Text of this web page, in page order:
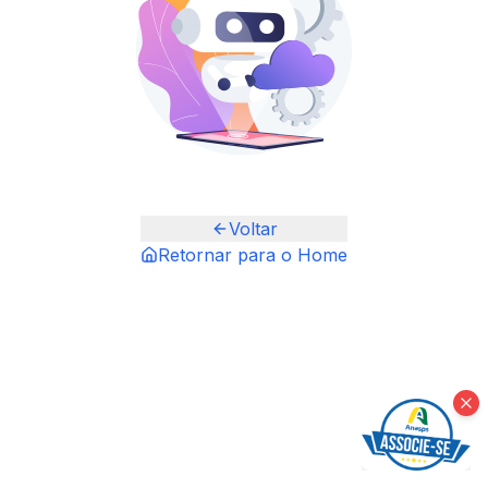
Voltar
Retornar para o Home